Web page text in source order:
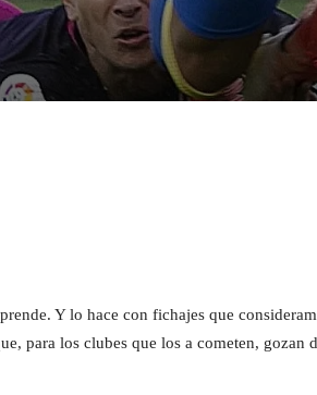
Y lo hace con fichajes que
para los clubes que los a cometen, gozan